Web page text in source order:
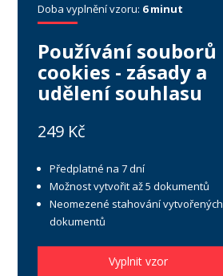
Doba vyplnění vzoru: 6 minut
Používání souborů
cookies - zásady a
udělení souhlasu
249 Kč
Předplatné na 7 dní
Možnost vytvořit až 5 dokumentů
Neomezené stahování vytvořených
dokumentů
Vyplnit vzor